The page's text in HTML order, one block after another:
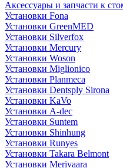
Аксессуары и запчасти к
Установки Fona
Установки GreenMED
Установки Silverfox
Установки Mercury
Установки Woson
Установки Miglionico
Установки Planmeca
Установки Dentsply Sirona
Установки KaVo
Установки A-dec
Установки Suntem
Установки Shinhung
Установки Runyes
Установки Takara Belmont
Установки Merivaara